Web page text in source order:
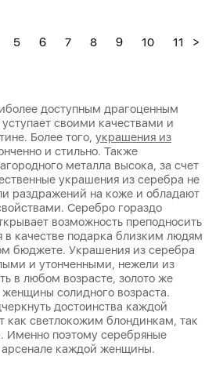
5 6 7 8 9 10 11 >
доступным драгоценным
своими качествами и
Более того, украшения из
и стильно. Также
металла высока, за счет
украшения из серебра не
раздражений на коже и обладают
Серебро гораздо
возможность преподносить
качестве подарка близким людям
бюджете. Украшения из серебра
и утонченными, нежели из
в любом возрасте, золото же
солидного возраста.
достоинства каждой
как светлокожим блондинкам, так
Именно поэтому серебряные
каждой женщины.